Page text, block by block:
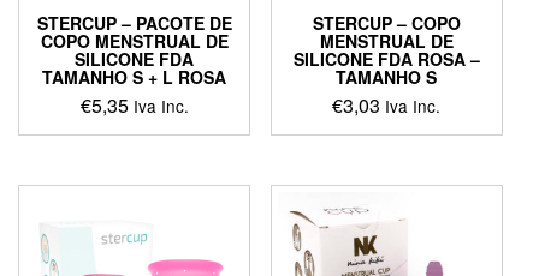
STERCUP – PACOTE DE
COPO MENSTRUAL DE
SILICONE FDA
TAMANHO S + L ROSA
€5,35 Iva Inc.
STERCUP – COPO
MENSTRUAL DE
SILICONE FDA ROSA –
TAMANHO S
€3,03 Iva Inc.